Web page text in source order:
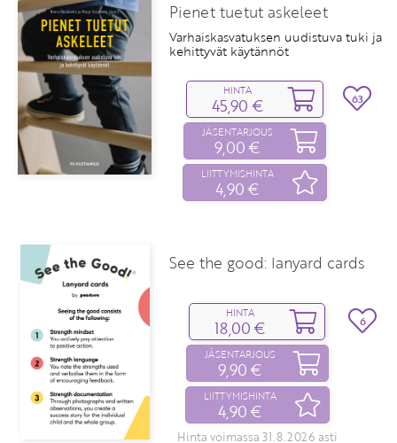
Pienet tuetut askeleet
Varhaiskasvatuksen uudistuva tuki ja
kehittyvät käytännöt
HINTA
45,90 €
JÄSENTARJOUS
9,00 €
LIITTYMISHINTA
4,90 €
63
See the good: lanyard cards
HINTA
18,00 €
JÄSENTARJOUS
9,90 €
LIITTYMISHINTA
4,90 €
Hinta voimassa 31.8.2026 asti
6